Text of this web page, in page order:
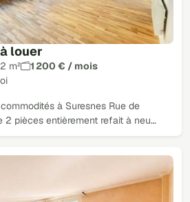
louer
m²
1 200 € / mois
à Suresnes Rue de
2 pièces entièrement refait à neu…